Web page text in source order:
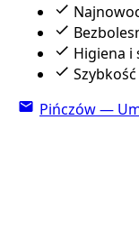
Higiena i
Pińczów —